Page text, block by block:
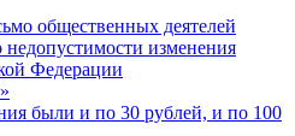
общественных деятелей
изменения
Федерации
были и по 30 рублей, и по 100